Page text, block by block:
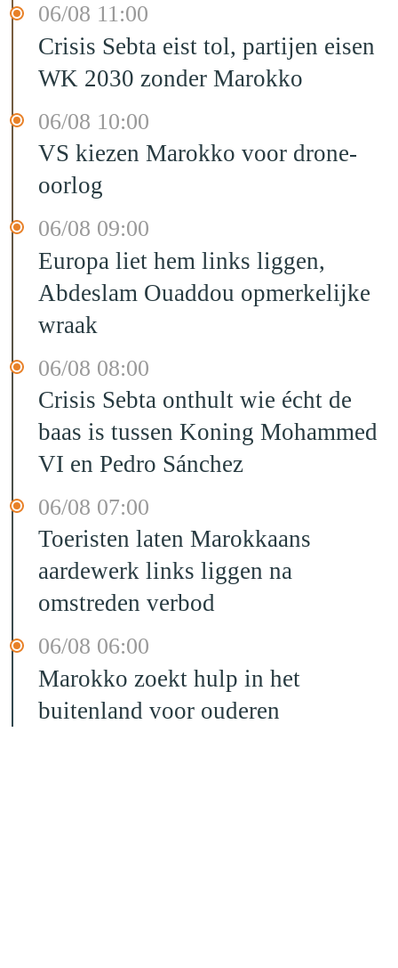
06/08 11:00
Crisis Sebta eist tol, partijen eisen
WK 2030 zonder Marokko
06/08 10:00
VS kiezen Marokko voor drone-
oorlog
06/08 09:00
Europa liet hem links liggen,
Abdeslam Ouaddou opmerkelijke
wraak
06/08 08:00
Crisis Sebta onthult wie écht de
baas is tussen Koning Mohammed
VI en Pedro Sánchez
06/08 07:00
Toeristen laten Marokkaans
aardewerk links liggen na
omstreden verbod
06/08 06:00
Marokko zoekt hulp in het
buitenland voor ouderen